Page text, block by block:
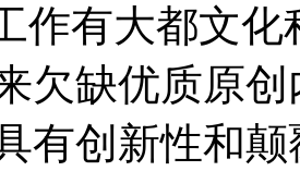
作有大都文
欠缺优质原
有创新性和